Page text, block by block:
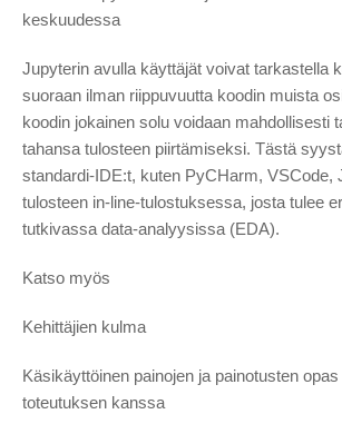
Jupyterin avulla käyttäjät voivat tarkastella
suoraan ilman riippuvuutta koodin muista
koodin jokainen solu voidaan mahdollisesti
tahansa tulosteen piirtämiseksi. Tästä
standardi-IDE:t, kuten PyCHarm, VSCode,
tulosteen in-line-tulostuksessa, josta tulee
tutkivassa data-analyysissa (EDA).
Katso myös
Kehittäjien kulma
Käsikäyttöinen painojen ja painotusten
toteutuksen kanssa